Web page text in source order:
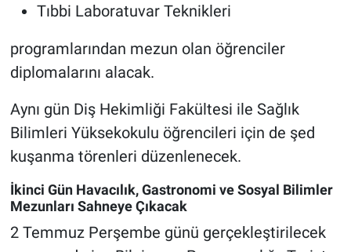
Tıbbi Laboratuvar Teknikleri
programlarından mezun olan öğrenciler
diplomalarını alacak.
Aynı gün Diş Hekimliği Fakültesi ile Sağlık
Bilimleri Yüksekokulu öğrencileri için de şed
kuşanma törenleri düzenlenecek.
İkinci Gün Havacılık, Gastronomi ve Sosyal Bilimler
Mezunları Sahneye Çıkacak
2 Temmuz Perşembe günü gerçekleştirilecek